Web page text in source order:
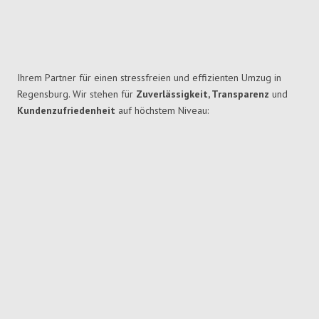
Ihrem Partner für einen stressfreien und effizienten Umzug in
Regensburg. Wir stehen für Zuverlässigkeit, Transparenz und
Kundenzufriedenheit auf höchstem Niveau: